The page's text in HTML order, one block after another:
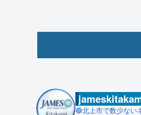
🔵北上市で数少ない